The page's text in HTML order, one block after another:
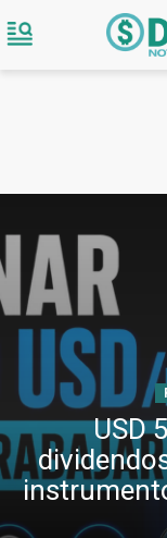
USD